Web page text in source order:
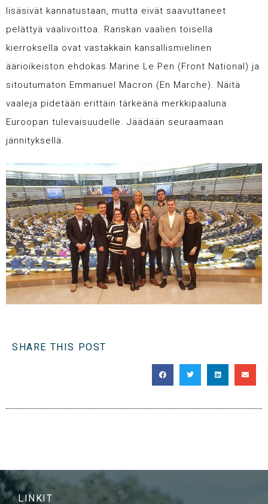
lisäsivät kannatustaan, mutta eivät saavuttaneet
pelättyä vaalivoittoa. Ranskan vaalien toisella
kierroksella ovat vastakkain kansallismielinen
äärioikeiston ehdokas Marine Le Pen (Front National) ja
sitoutumaton Emmanuel Macron (En Marche). Näitä
vaaleja pidetään erittäin tärkeänä merkkipaaluna
Euroopan tulevaisuudelle. Jäädään seuraamaan
jännityksellä.
SHARE THIS POST
LINKIT